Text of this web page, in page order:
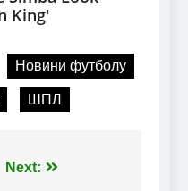
Новини футболу
ШПЛ
Next: